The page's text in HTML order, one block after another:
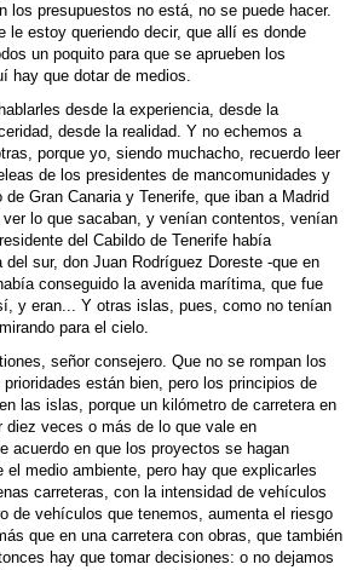
los presupuestos no está, no se puede hacer.
le estoy queriendo decir, que allí es donde
un poquito para que se aprueben los
hay que dotar de medios.
desde la experiencia, desde la
desde la realidad. Y no echemos a
porque yo, siendo muchacho, recuerdo leer
de los presidentes de mancomunidades y
Gran Canaria y Tenerife, que iban a Madrid
lo que sacaban, y venían contentos, venían
del Cabildo de Tenerife había
del sur, don Juan Rodríguez Doreste -que en
conseguido la avenida marítima, que fue
y eran... Y otras islas, pues, como no tenían
para el cielo.
señor consejero. Que no se rompan los
están bien, pero los principios de
las islas, porque un kilómetro de carretera en
diez veces o más de lo que vale en
acuerdo en que los proyectos se hagan
el medio ambiente, pero hay que explicarles
carreteras, con la intensidad de vehículos
de vehículos que tenemos, aumenta el riesgo
que en una carretera con obras, que también
hay que tomar decisiones: o no dejamos